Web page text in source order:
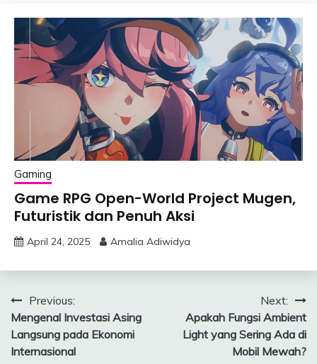
Gaming
Game RPG Open-World Project Mugen,
Futuristik dan Penuh Aksi
April 24, 2025 Amalia Adiwidya
Post
navigation
Previous:
Mengenal Investasi Asing
Langsung pada Ekonomi
Internasional
Next:
Apakah Fungsi Ambient
Light yang Sering Ada di
Mobil Mewah?